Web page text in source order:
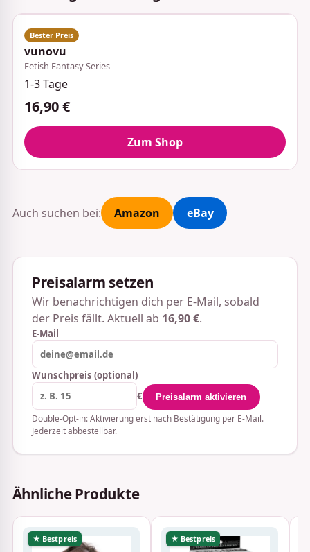
vunovu
Fetish Fantasy Series
1-3 Tage
16,90 €
Zum Shop
Auch suchen bei: Amazon eBay
Preisalarm setzen
Wir benachrichtigen dich per E-Mail, sobald
der Preis fällt. Aktuell ab 16,90 €.
E-Mail
Wunschpreis (optional)
€
Preisalarm aktivieren
Double-Opt-in: Aktivierung erst nach Bestätigung per E-Mail.
Jederzeit abbestellbar.
Ähnliche Produkte
★ Bestpreis ★ Bestpreis